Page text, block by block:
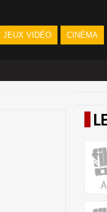
JEUX VIDÉO CINÉMA